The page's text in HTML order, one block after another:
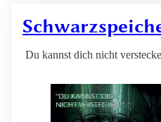
Du kannst dich nicht